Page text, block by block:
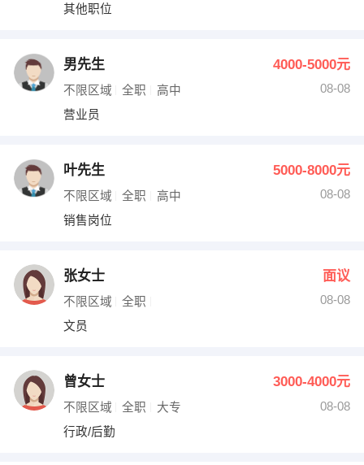
其他职位
男先生 4000-5000元
不限区域 全职 高中
08-08
营业员
叶先生 5000-8000元
不限区域 全职 高中
08-08
销售岗位
张女士 面议
不限区域 全职
08-08
文员
曾女士 3000-4000元
不限区域 全职 大专
08-08
行政/后勤